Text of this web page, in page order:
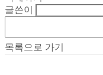
글쓴이
목록으로 가기